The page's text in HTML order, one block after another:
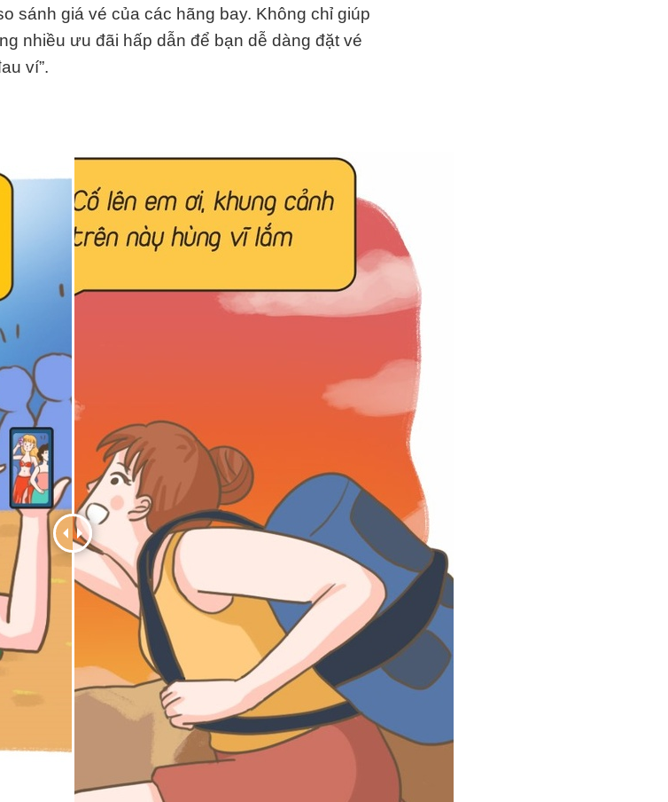
sánh giá vé của các hãng bay. Không chỉ giúp
nhiều ưu đãi hấp dẫn để bạn dễ dàng đặt vé
ví”.